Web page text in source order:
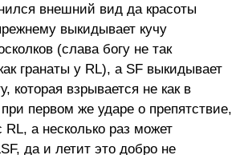
внешний вид да красоты
выкидывает кучу
(слава богу не так
гранаты у RL), а SF выкидывает
которая взрывается не как в
первом же ударе о препятствие,
RL, а несколько раз может
да и летит это добро не